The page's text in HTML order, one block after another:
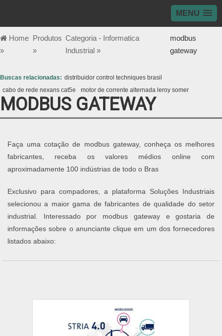
MENU
Home
»
Produtos
»
Categoria - Informatica
Industrial »
modbus
gateway
Buscas relacionadas: distribuidor control techniques brasil
cabo de rede nexans cat5e
motor de corrente alternada leroy somer
MODBUS GATEWAY
Faça uma cotação de modbus gateway, conheça os melhores
fabricantes, receba os valores médios online com
aproximadamente 100 indústrias de todo o Bras
Exclusivo para compadores, a plataforma Soluções Industriais
selecionou a maior gama de fabricantes de qualidade do setor
industrial. Interessado por modbus gateway e gostaria de
informações sobre o anunciante clique em um dos fornecedores
listados abaixo: